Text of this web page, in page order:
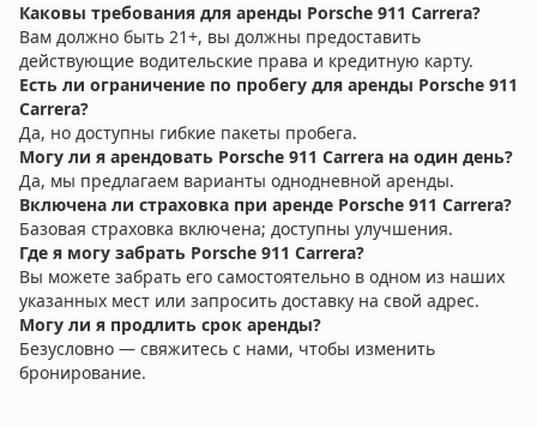
Каковы требования для аренды Porsche 911 Carrera?
Вам должно быть 21+, вы должны предоставить
действующие водительские права и кредитную карту.
Есть ли ограничение по пробегу для аренды Porsche 911
Carrera?
Да, но доступны гибкие пакеты пробега.
Могу ли я арендовать Porsche 911 Carrera на один день?
Да, мы предлагаем варианты однодневной аренды.
Включена ли страховка при аренде Porsche 911 Carrera?
Базовая страховка включена; доступны улучшения.
Где я могу забрать Porsche 911 Carrera?
Вы можете забрать его самостоятельно в одном из наших
указанных мест или запросить доставку на свой адрес.
Могу ли я продлить срок аренды?
Безусловно — свяжитесь с нами, чтобы изменить
бронирование.